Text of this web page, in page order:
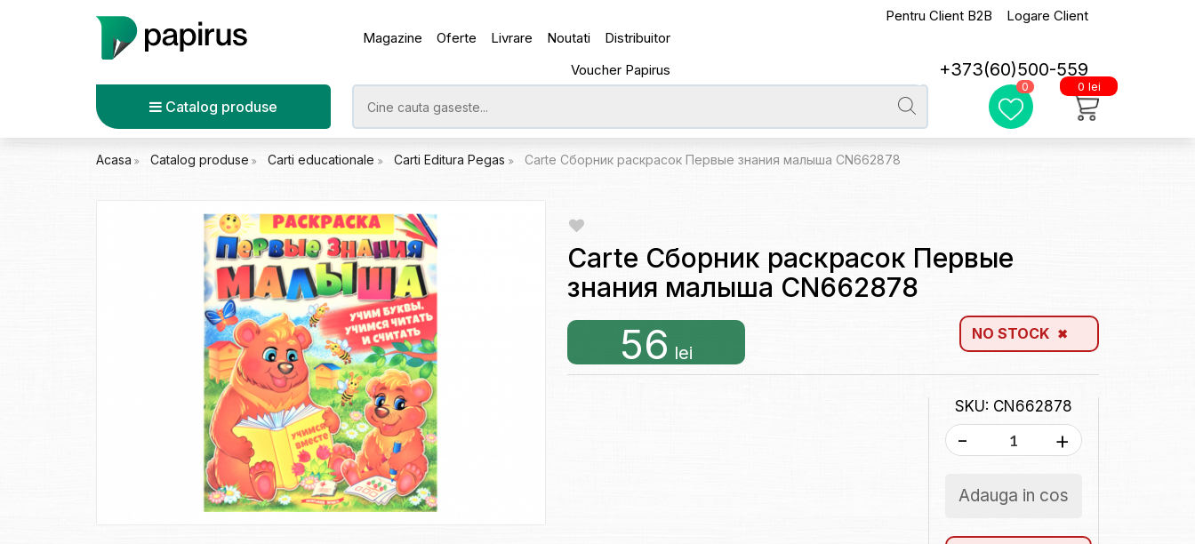
Magazine Oferte Livrare Noutati
Distribuitor
Voucher Papirus
Pentru Client B2B Logare Client
+373(60)500-559
Catalog produse
0 0 lei
Acasa Catalog produse Carti educationale Carti Editura Pegas Carte Сборник раскрасок Первые знания малыша CN662878
Carte Сборник раскрасок Первые
знания малыша CN662878
56 lei
NO STOCK
SKU: CN662878
- +
Adauga in cos